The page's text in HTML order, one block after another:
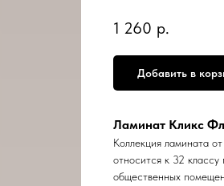
1 260 р.
Добавить в
Ламинат Кликс
Коллекция ламината
относится к 32
общественных